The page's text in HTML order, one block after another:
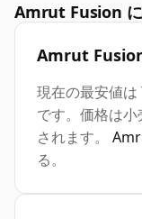
Amrut Fusion
Amrut
現在の最安値
です。価格は
されます。
る。